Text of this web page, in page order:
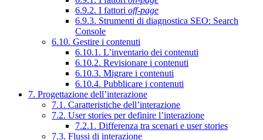
6.9.2. I fattori off-page
6.9.3. Strumenti di diagnostica SEO: Search
Console
6.10. Gestire i contenuti
6.10.1. L’inventario dei contenuti
6.10.2. Revisionare i contenuti
6.10.3. Migrare i contenuti
6.10.4. Pubblicare i contenuti
7. Progettazione dell’interazione
7.1. Caratteristiche dell’interazione
7.2. User stories per definire l’interazione
7.2.1. Differenza tra scenari e user stories
7.3. Flussi di interazione